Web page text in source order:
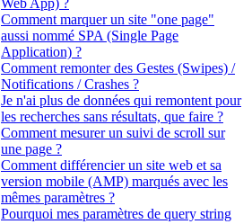
Web App) ?
Comment marquer un site "one page"
aussi nommé SPA (Single Page
Application) ?
Comment remonter des Gestes (Swipes) /
Notifications / Crashes ?
Je n'ai plus de données qui remontent pour
les recherches sans résultats, que faire ?
Comment mesurer un suivi de scroll sur
une page ?
Comment différencier un site web et sa
version mobile (AMP) marqués avec les
mêmes paramètres ?
Pourquoi mes paramètres de query string